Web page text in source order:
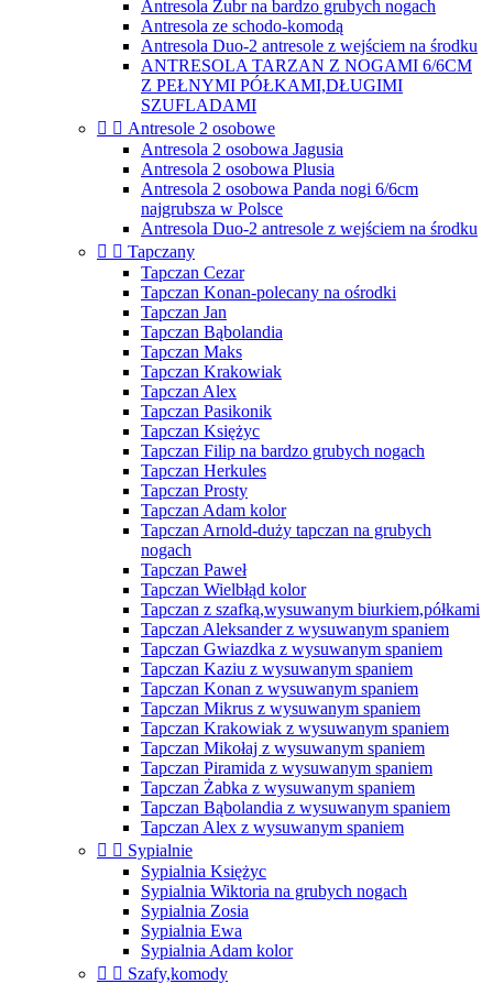
Antresola Żubr na bardzo grubych nogach
Antresola ze schodo-komodą
Antresola Duo-2 antresole z wejściem na środku
ANTRESOLA TARZAN Z NOGAMI 6/6CM
Z PEŁNYMI PÓŁKAMI,DŁUGIMI
SZUFLADAMI
  Antresole 2 osobowe
Antresola 2 osobowa Jagusia
Antresola 2 osobowa Plusia
Antresola 2 osobowa Panda nogi 6/6cm
najgrubsza w Polsce
Antresola Duo-2 antresole z wejściem na środku
  Tapczany
Tapczan Cezar
Tapczan Konan-polecany na ośrodki
Tapczan Jan
Tapczan Bąbolandia
Tapczan Maks
Tapczan Krakowiak
Tapczan Alex
Tapczan Pasikonik
Tapczan Księżyc
Tapczan Filip na bardzo grubych nogach
Tapczan Herkules
Tapczan Prosty
Tapczan Adam kolor
Tapczan Arnold-duży tapczan na grubych
nogach
Tapczan Paweł
Tapczan Wielbłąd kolor
Tapczan z szafką,wysuwanym biurkiem,półkami
Tapczan Aleksander z wysuwanym spaniem
Tapczan Gwiazdka z wysuwanym spaniem
Tapczan Kaziu z wysuwanym spaniem
Tapczan Konan z wysuwanym spaniem
Tapczan Mikrus z wysuwanym spaniem
Tapczan Krakowiak z wysuwanym spaniem
Tapczan Mikołaj z wysuwanym spaniem
Tapczan Piramida z wysuwanym spaniem
Tapczan Żabka z wysuwanym spaniem
Tapczan Bąbolandia z wysuwanym spaniem
Tapczan Alex z wysuwanym spaniem
  Sypialnie
Sypialnia Księżyc
Sypialnia Wiktoria na grubych nogach
Sypialnia Zosia
Sypialnia Ewa
Sypialnia Adam kolor
  Szafy,komody